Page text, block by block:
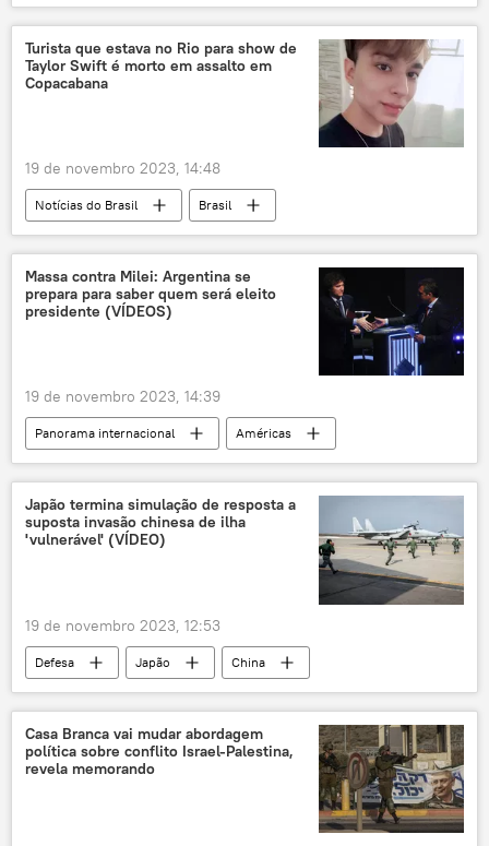
Oriente Médio e África
ONU
Israel
Hamas
Nações Unidas Palestina
Turista que estava no Rio para show de
Taylor Swift é morto em assalto em
Copacabana
19 de novembro 2023, 14:48
Notícias do Brasil
Brasil
Taylor Swift
Rio de Janeiro
Mato Grosso do Sul
Minas Gerais
assalto
crime
Polícia Militar
Massa contra Milei: Argentina se
prepara para saber quem será eleito
presidente (VÍDEOS)
19 de novembro 2023, 14:39
Panorama internacional
Américas
Argentina
Sergio Massa
Buenos Aires
Santa Cruz
Alberto Fernández
Javier Milei
política
Japão termina simulação de resposta a
suposta invasão chinesa de ilha
'vulnerável' (VÍDEO)
19 de novembro 2023, 12:53
Defesa Japão
China
South China Morning Post
Taiwan
Força de Autodefesa Terrestre do Japão
Força de Autodefesa Marítima Japonesa
Casa Branca vai mudar abordagem
política sobre conflito Israel-Palestina,
revela memorando